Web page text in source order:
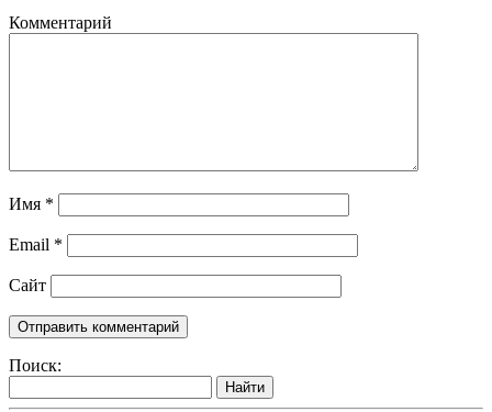
Комментарий
Имя *
Email *
Сайт
Поиск:
Найти